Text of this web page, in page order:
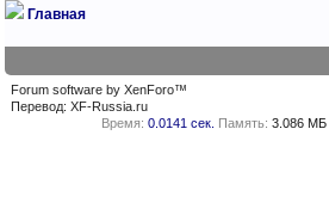
Главная
Forum software by XenForo™
Перевод:XF-Russia.ru
Время: 0.0141 сек. Память: 3.086 МБ